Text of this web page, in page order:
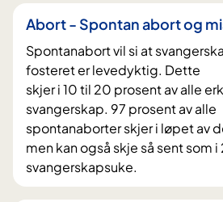
Abort - Spontan abort og
Spontanabort vil si at
fosteret er levedyktig. Dette
skjer i 10 til 20 prosent av alle
svangerskap. 97 prosent av alle
spontanaborter skjer i løpet av
men kan også skje så sent som i
svangerskapsuke.